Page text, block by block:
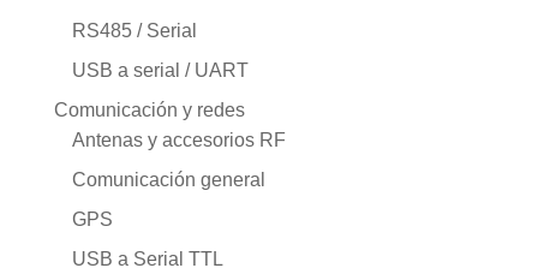
RS485 / Serial
USB a serial / UART
Comunicación y redes
Antenas y accesorios RF
Comunicación general
GPS
USB a Serial TTL